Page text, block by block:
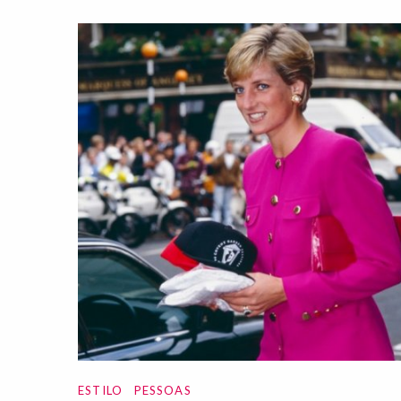
ESTILO PESSOAS